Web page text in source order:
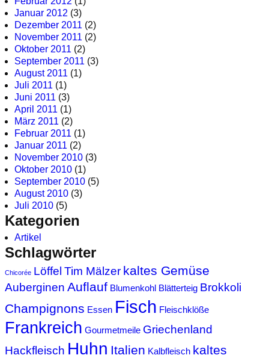
Januar 2012 (3)
Dezember 2011 (2)
November 2011 (2)
Oktober 2011 (2)
September 2011 (3)
August 2011 (1)
Juli 2011 (1)
Juni 2011 (3)
April 2011 (1)
März 2011 (2)
Februar 2011 (1)
Januar 2011 (2)
November 2010 (3)
Oktober 2010 (1)
September 2010 (5)
August 2010 (3)
Juli 2010 (5)
Kategorien
Artikel
Schlagwörter
Chicorée Löffel Tim Mälzer kaltes Gemüse
Auberginen Auflauf Blumenkohl Blätterteig Brokkoli
Champignons Essen Fisch Fleischklöße
Frankreich Gourmetmeile Griechenland
Hackfleisch Huhn Italien Kalbfleisch kaltes